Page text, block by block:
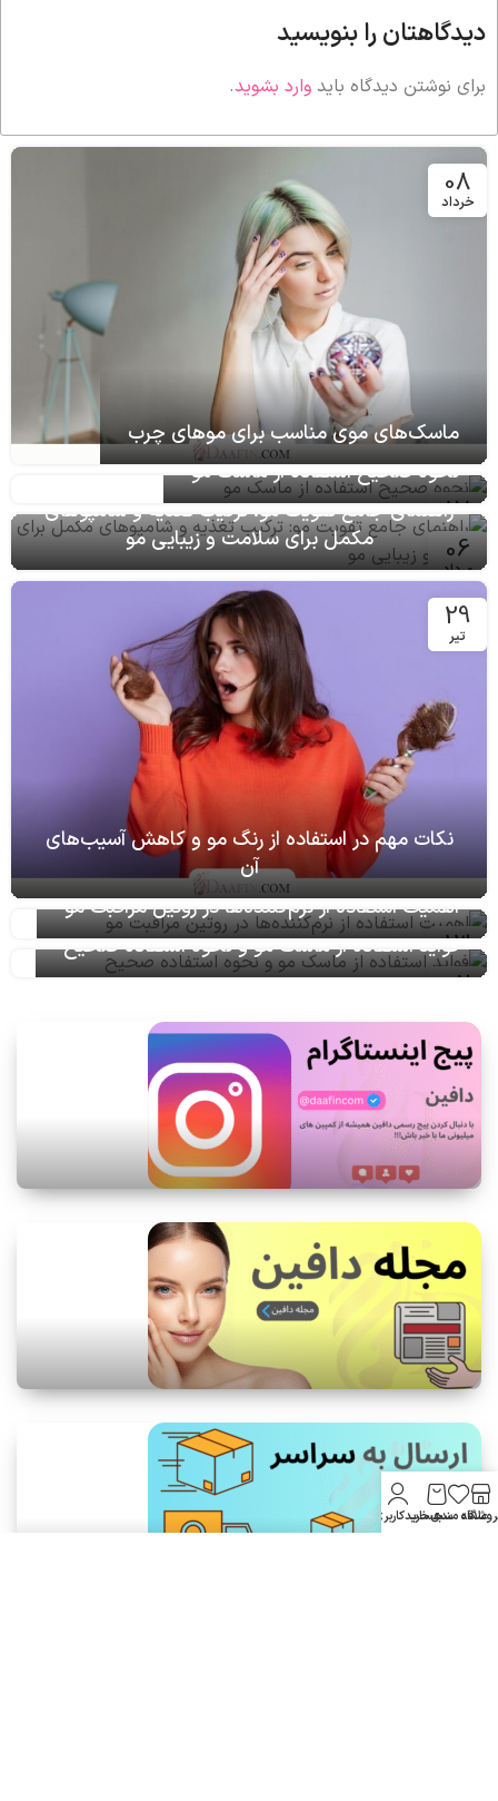
دیدگاهتان را بنویسید
برای نوشتن دیدگاه باید وارد بشوید.
08
خرداد
ماسک‌های موی مناسب برای موهای چرب
17
مرداد
نحوه صحیح استفاده از ماسک مو
06
مرداد
راهنمای جامع تقویت مو: ترکیب تغذیه و شامپوهای
مکمل برای سلامت و زیبایی مو
29
تیر
نکات مهم در استفاده از رنگ مو و کاهش آسیب‌های
آن
13
تیر
اهمیت استفاده از نرم‌کننده‌ها در روتین مراقبت مو
02
فواید استفاده از ماسک مو و نحوه استفاده صحیح
علاقه مندیسبد خرید
حساب کاربری من